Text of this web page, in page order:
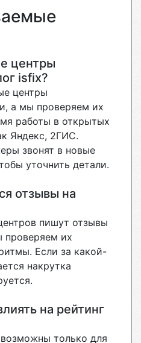
центры
isfix?
центры
а мы проверяем их
работы в открытых
Яндекс, 2ГИС.
звонят в новые
уточнить детали.
отзывы на
пишут отзывы
проверяем их
Если за какой-
накрутка
на рейтинг
только для